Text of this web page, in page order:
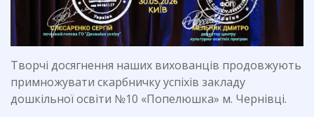
Творчі досягнення наших вихованців продовжують
примножувати скарбничку успіхів закладу
дошкільної освіти №10 «Попелюшка» м. Чернівці.